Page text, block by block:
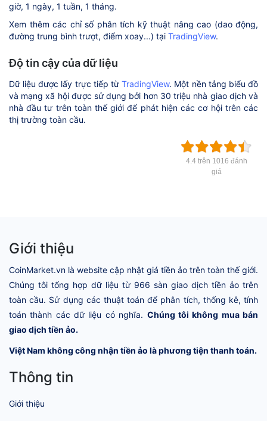
giờ, 1 ngày, 1 tuần, 1 tháng.
Xem thêm các chỉ số phân tích kỹ thuật nâng cao (dao động,
đường trung bình trượt, điểm xoay...) tại TradingView.
Độ tin cậy của dữ liệu
Dữ liệu được lấy trực tiếp từTradingView. Một nền tảng biểu đồ
và mạng xã hội được sử dụng bởi hơn 30 triệu nhà giao dịch và
nhà đầu tư trên toàn thế giới để phát hiện các cơ hội trên các
thị trường toàn cầu.
4.4 trên 1016 đánh
giá
Giới thiệu
CoinMarket.vn là website cập nhật giá tiền ảo trên toàn thế giới.
Chúng tôi tổng hợp dữ liệu từ 966 sàn giao dịch tiền ảo trên
toàn cầu. Sử dụng các thuật toán để phân tích, thống kê, tính
toán thành các dữ liệu có nghĩa. Chúng tôi không mua bán
giao dịch tiền ảo.
Việt Nam không công nhận tiền ảo là phương tiện thanh toán.
Thông tin
Giới thiệu